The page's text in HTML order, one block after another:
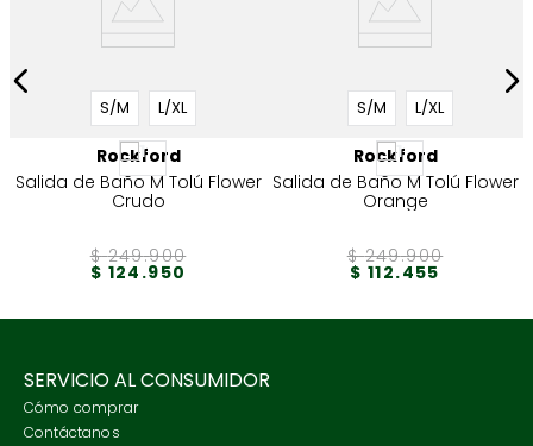
S/M L/XL
Rockford
Salida de Baño M Tolú Flower
Crudo
$ 249.900
$ 124 .950
S/M L/XL
Rockford
Salida de Baño M Tolú Flower
Orange
$ 249.900
$ 112.455
SERVICIO AL CONSUMIDOR
Cómo comprar
Contáctanos